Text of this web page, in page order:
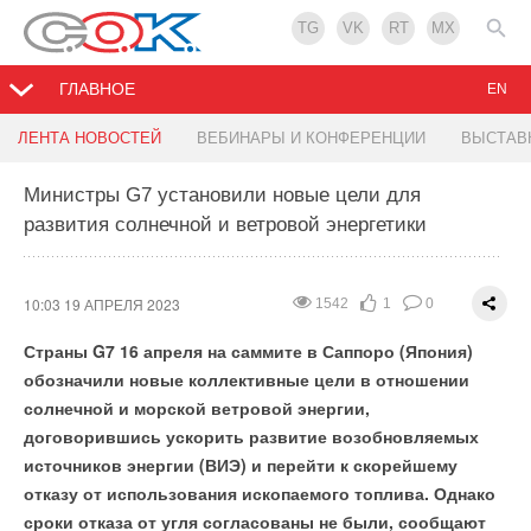
TG VK RT MX
ГЛАВНОЕ
ЛЕНТА НОВОСТЕЙ ВЕБИНАРЫ И КОНФЕРЕНЦИИ
EN
Министры G7 установили новые цели для
развития солнечной и ветровой энергетики
1542 1 0
10:03 19 АПРЕЛЯ 2023
Страны G7 16 апреля на саммите в Саппоро (Япония)
обозначили новые коллективные цели в отношении
солнечной и морской ветровой энергии,
договорившись ускорить развитие возобновляемых
источников энергии (ВИЭ) и перейти к скорейшему
отказу от использования ископаемого топлива. Однако
сроки отказа от угля согласованы не были, сообщают
Бойлеры косвенного нагрева UNI-FITT INDIRECT
1590 4
10:03 19 АПРЕЛЯ 2023
Ассортимент
расширился долгожданной
INDIRECTобъемом 100, 150 и 200 литров, мощностью 27–
Установлен мировой рекорд эффективности
1621 2
09:57 19 АПРЕЛЯ 2023
EKF получил сертификат соответствия
обогрева
1337 2 0
14:06 18 АПРЕЛЯ 2023
Продукция PRO AQUA в новом видео у блогера
1600 1
15:34 17 АПРЕЛЯ 2023
На YouTube-канале блогера Mary Wood 2 апреля вышел
Обзор кондиционера KADZOKU на канале «Real
1415 1
15:33 17 АПРЕЛЯ 2023